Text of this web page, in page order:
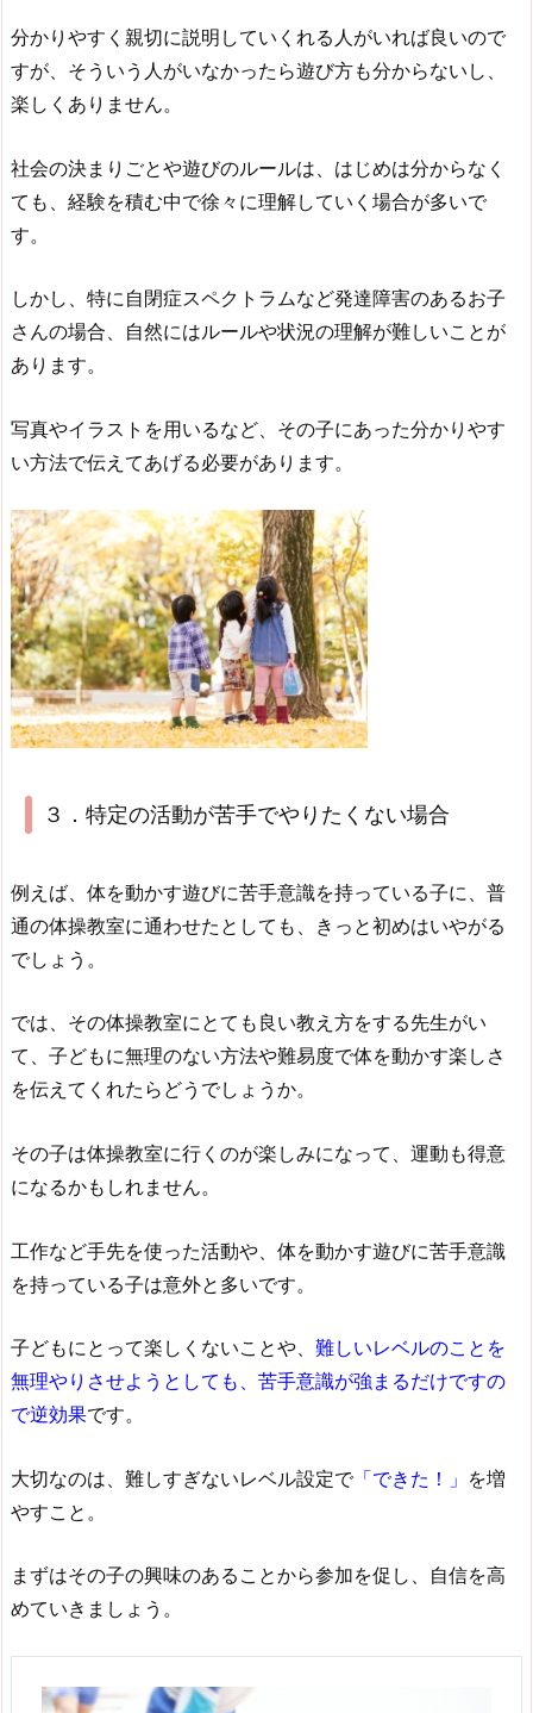
分かりやすく親切に説明していくれる人がいれば良いので
すが、そういう人がいなかったら遊び方も分からないし、
楽しくありません。
社会の決まりごとや遊びのルールは、はじめは分からなく
ても、経験を積む中で徐々に理解していく場合が多いで
す。
しかし、特に自閉症スペクトラムなど発達障害のあるお子
さんの場合、自然にはルールや状況の理解が難しいことが
あります。
写真やイラストを用いるなど、その子にあった分かりやす
い方法で伝えてあげる必要があります。
３．特定の活動が苦手でやりたくない場合
例えば、体を動かす遊びに苦手意識を持っている子に、普
通の体操教室に通わせたとしても、きっと初めはいやがる
でしょう。
では、その体操教室にとても良い教え方をする先生がい
て、子どもに無理のない方法や難易度で体を動かす楽しさ
を伝えてくれたらどうでしょうか。
その子は体操教室に行くのが楽しみになって、運動も得意
になるかもしれません。
工作など手先を使った活動や、体を動かす遊びに苦手意識
を持っている子は意外と多いです。
子どもにとって楽しくないことや、 難しいレベルのことを
無理やりさせようとしても、苦手意識が強まるだけですの
で逆効果です。
大切なのは、難しすぎないレベル設定で「できた！」 を増
やすこと。
まずはその子の興味のあることから参加を促し、自信を高
めていきましょう。